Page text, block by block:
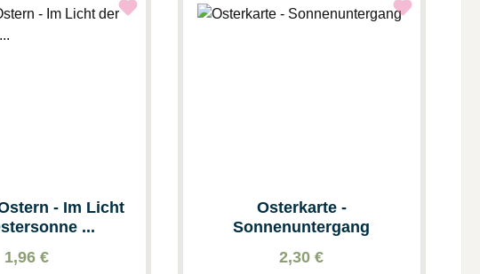
- Im Licht
...
1,96 €
Osterkarte -
Sonnenuntergang
2,30 €